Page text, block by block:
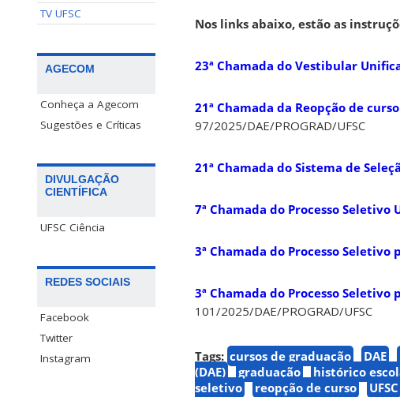
TV UFSC
AGECOM
Conheça a Agecom
Sugestões e Críticas
DIVULGAÇÃO
CIENTÍFICA
UFSC Ciência
REDES SOCIAIS
Facebook
Twitter
Instagram
Nos links abaixo, estão as
23ª Chamada do Vestibular
21ª Chamada da Reopção de
97/2025/DAE/PROGRAD/UFSC
21ª Chamada do Sistema de
7ª Chamada do Processo Seletivo
3ª Chamada do Processo Seletivo
3ª Chamada do Processo Seletivo
101/2025/DAE/PROGRAD/UFSC
Tags: cursos de graduação DAE
(DAE)
graduação histórico
seletivo
reopção de curso UFSC